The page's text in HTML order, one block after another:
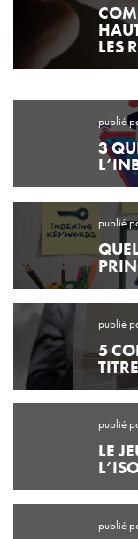
LES
publié
3
publié
publié
5
publié
LE
publié